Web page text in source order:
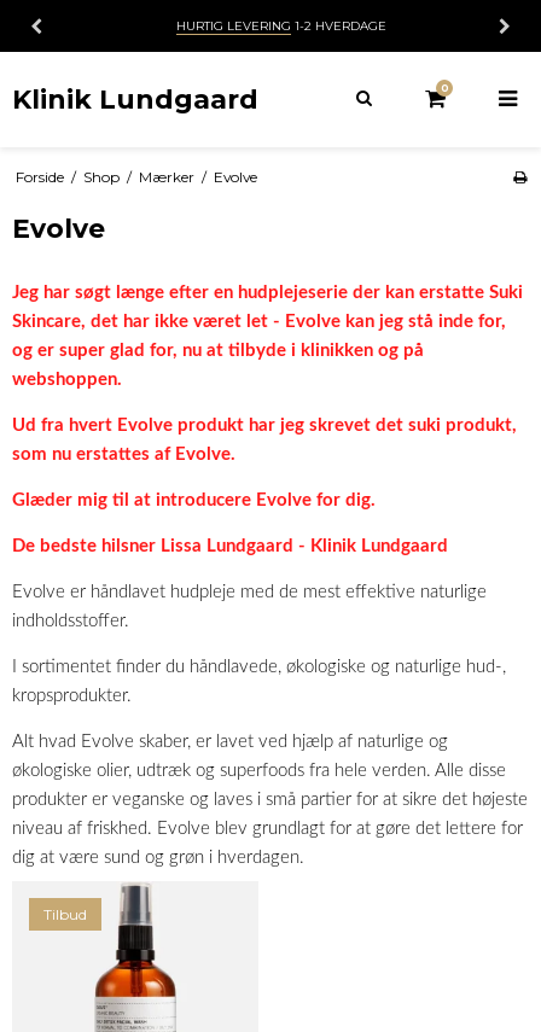
30 DAGES
Klinik Lundgaard 0
Forside / Shop / Mærker / Evolve
Evolve
Jeg har søgt længe efter en hudplejeserie der kan erstatte Suki
Skincare, det har ikke været let - Evolve kan jeg stå inde for,
og er super glad for, nu at tilbyde i klinikken og på
webshoppen.
Ud fra hvert Evolve produkt har jeg skrevet det suki produkt,
som nu erstattes af Evolve.
Glæder mig til at introducere Evolve for dig.
De bedste hilsner Lissa Lundgaard - Klinik Lundgaard
Evolve er håndlavet hudpleje med de mest effektive naturlige
indholdsstoffer.
I sortimentet finder du håndlavede, økologiske og naturlige hud-,
kropsprodukter.
Alt hvad Evolve skaber, er lavet ved hjælp af naturlige og
økologiske olier, udtræk og superfoods fra hele verden. Alle disse
produkter er veganske og laves i små partier for at sikre det højeste
niveau af friskhed. Evolve blev grundlagt for at gøre det lettere for
dig at være sund og grøn i hverdagen.
Tilbud